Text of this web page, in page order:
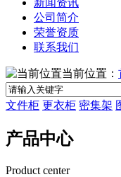
公司简介
荣誉资质
联系我们
当前位置：
文件柜 更衣柜 密集架
产品中心
Product center